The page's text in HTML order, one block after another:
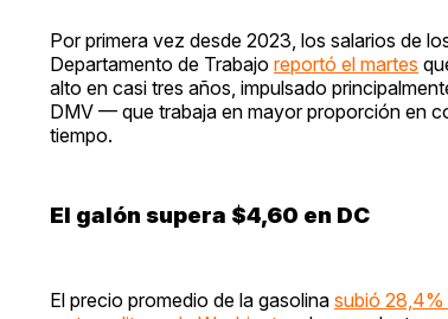
Por primera vez desde 2023, los salarios de
Departamento de Trabajo reportó el martes
alto en casi tres años, impulsado
DMV — que trabaja en mayor proporción en
tiempo.
El galón supera $4,60 en DC
El precio promedio de la gasolina subió 28,4%